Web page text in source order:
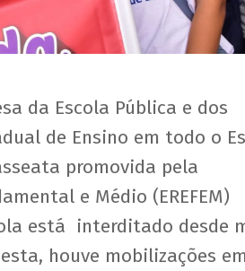
da Escola Pública e dos
de Ensino em todo o
promovida pela
e Médio (EREFEM)
está interditado desde
houve mobilizações